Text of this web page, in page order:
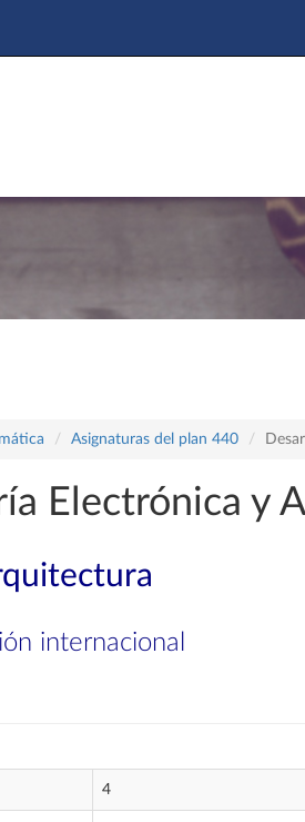
Asignaturas del plan 440
Electrónica y
internacional
4